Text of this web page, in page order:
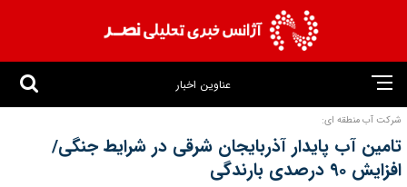
عناوین اخبار
شرکت آب منطقه ای:
تامین آب پایدار آذربایجان شرقی در شرایط جنگی/
افزایش ۹۰ درصدی بارندگی